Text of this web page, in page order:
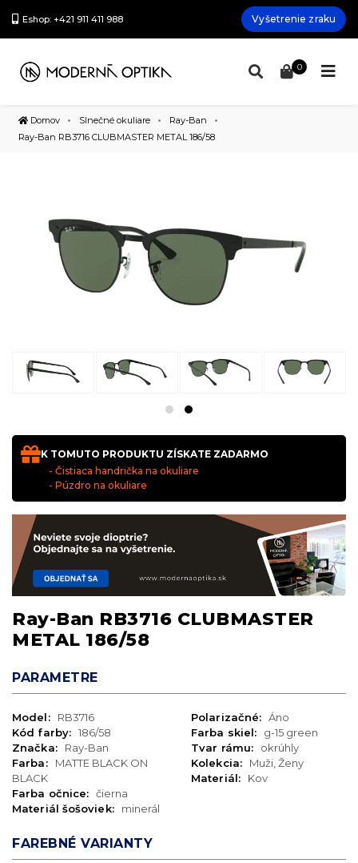
Eshop: +421 911 411 988 Vyšetrenie zraku
0
Domov Slnečné okuliare
Ray-Ban
Ray-Ban RB3716 CLUBMASTER METAL 186/58
K TOMUTO PRODUKTU ZÍSKATE ZADARMO
- Čistiaca handrička na okuliare
- Púzdro na okuliare
Ray-Ban RB3716 CLUBMASTER
METAL 186/58
PARAMETRE
Model:
RB3716
Kód farby: 186/58
Značka:
Ray-Ban
Farba:
MATTE BLACK ON
BLACK
Farba očnice: čierna
Materiál šošoviek:
minerál
Polarizačné: Áno
Farba skiel:
g-15 green
Tvar rámu:
okrúhly
Kolekcia:
Muži, Ženy
Materiál:
Kov
FAREBNÉ VARIANTY